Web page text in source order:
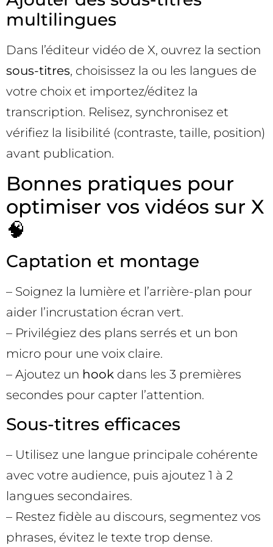
multilingues
Dans l’éditeur vidéo de X, ouvrez la section
sous-titres, choisissez la ou les langues de
votre choix et importez/éditez la
transcription. Relisez, synchronisez et
vérifiez la lisibilité (contraste, taille, position)
avant publication.
Bonnes pratiques pour
optimiser vos vidéos sur X
🧠
Captation et montage
– Soignez la lumière et l’arrière-plan pour
aider l’incrustation écran vert.
– Privilégiez des plans serrés et un bon
micro pour une voix claire.
– Ajoutez un hook dans les 3 premières
secondes pour capter l’attention.
Sous-titres efficaces
– Utilisez une langue principale cohérente
avec votre audience, puis ajoutez 1 à 2
langues secondaires.
– Restez fidèle au discours, segmentez vos
phrases, évitez le texte trop dense.